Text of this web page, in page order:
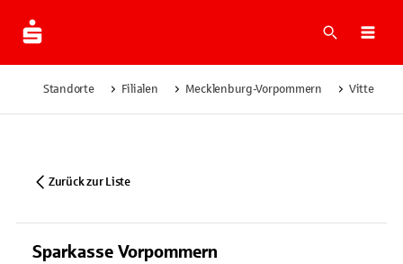
Suche
Standorte Filialen Mecklenburg-Vorpommern Vitte
Zurück zur Liste
Sparkasse Vorpommern